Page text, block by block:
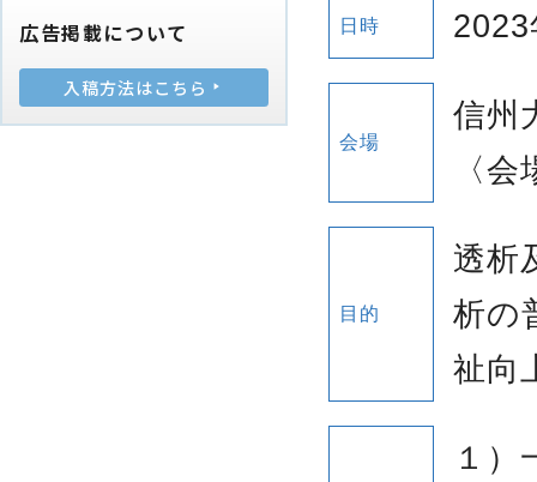
日時
会場
信州
〈
目的
透析
析の
祉向
１）
広告掲載について
入稿方法はこちら